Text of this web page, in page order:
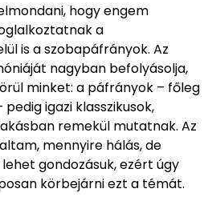
hogy engem
a
is a szobapáfrányok. Az
nagyban befolyásolja,
minket: a páfrányok – főleg
igazi klasszikusok,
remekül mutatnak. Az
mennyire hálás, de
gondozásuk, ezért úgy
körbejárni ezt a témát.